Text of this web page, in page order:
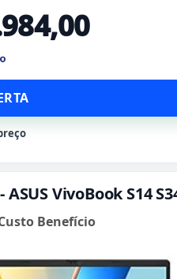
ASUS VivoBook S14
Benefício